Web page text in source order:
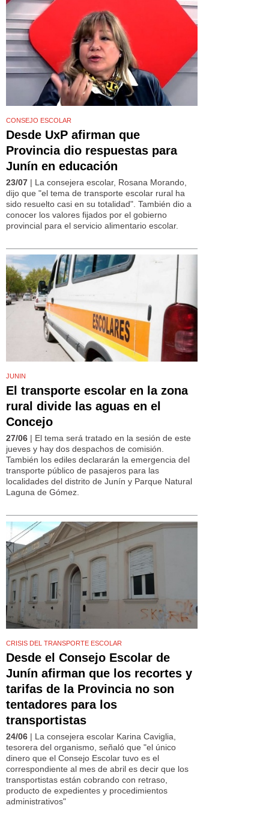
CONSEJO ESCOLAR
Desde UxP afirman que
Provincia dio respuestas para
Junín en educación
23/07 | La consejera escolar, Rosana Morando,
dijo que "el tema de transporte escolar rural ha
sido resuelto casi en su totalidad". También dio a
conocer los valores fijados por el gobierno
provincial para el servicio alimentario escolar.
JUNIN
El transporte escolar en la zona
rural divide las aguas en el
Concejo
27/06 | El tema será tratado en la sesión de este
jueves y hay dos despachos de comisión.
También los ediles declararán la emergencia del
transporte público de pasajeros para las
localidades del distrito de Junín y Parque Natural
Laguna de Gómez.
CRISIS DEL TRANSPORTE ESCOLAR
Desde el Consejo Escolar de
Junín afirman que los recortes y
tarifas de la Provincia no son
tentadores para los
transportistas
24/06 | La consejera escolar Karina Caviglia,
tesorera del organismo, señaló que "el único
dinero que el Consejo Escolar tuvo es el
correspondiente al mes de abril es decir que los
transportistas están cobrando con retraso,
producto de expedientes y procedimientos
administrativos"